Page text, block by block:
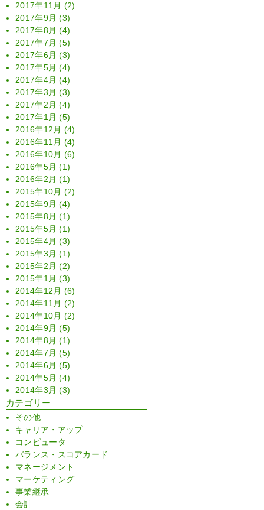
2017年11月 (2)
2017年9月 (3)
2017年8月 (4)
2017年7月 (5)
2017年6月 (3)
2017年5月 (4)
2017年4月 (4)
2017年3月 (3)
2017年2月 (4)
2017年1月 (5)
2016年12月 (4)
2016年11月 (4)
2016年10月 (6)
2016年5月 (1)
2016年2月 (1)
2015年10月 (2)
2015年9月 (4)
2015年8月 (1)
2015年5月 (1)
2015年4月 (3)
2015年3月 (1)
2015年2月 (2)
2015年1月 (3)
2014年12月 (6)
2014年11月 (2)
2014年10月 (2)
2014年9月 (5)
2014年8月 (1)
2014年7月 (5)
2014年6月 (5)
2014年5月 (4)
2014年3月 (3)
カテゴリー
その他
キャリア・アップ
コンピュータ
バランス・スコアカード
マネージメント
マーケティング
事業継承
会計